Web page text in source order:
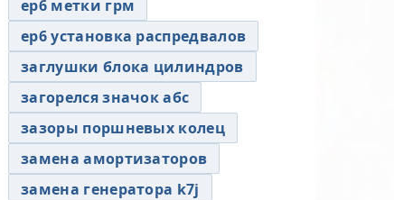
ер6 метки грм
ер6 установка распредвалов
заглушки блока цилиндров
загорелся значок абс
зазоры поршневых колец
замена амортизаторов
замена генератора k7j